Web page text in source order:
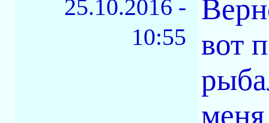
25.10.2016 -
10:55 вот